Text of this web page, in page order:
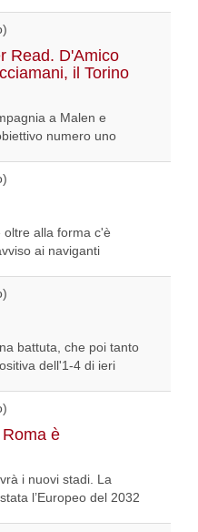
Read. D'Amico
il Torino
a Malen e
numero uno
oltre alla forma c'è
ai naviganti
battuta, che poi tanto
dell'1-4 di ieri
è
i nuovi stadi. La
l’Europeo del 2032